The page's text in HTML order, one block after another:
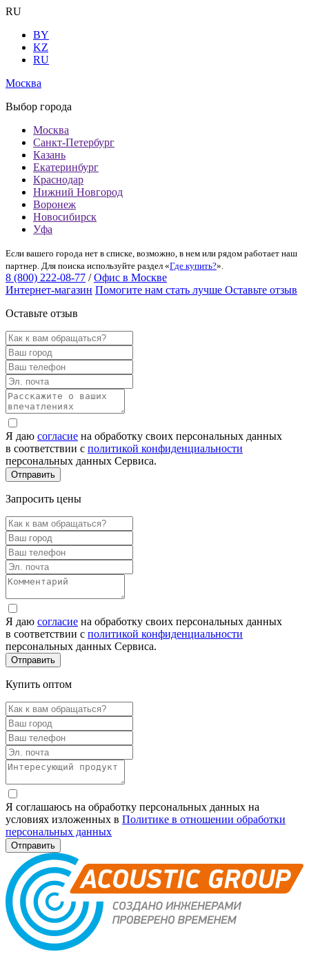
RU
BY
KZ
RU
Москва
Выбор города
Москва
Санкт-Петербург
Казань
Екатеринбург
Краснодар
Нижний Новгород
Воронеж
Новосибирск
Уфа
Если вашего города нет в списке, возможно, в нем или рядом работает наш
партнер. Для поиска используйте раздел «Где купить?».
8 (800) 222-08-77 / Офис в Москве
Интернет-магазин Помогите нам стать лучше Оставьте отзыв
Оставьте отзыв
Я даю согласие на обработку своих персональных данных
в соответствии с политикой конфиденциальности
персональных данных Сервиса.
Запросить цены
Я даю согласие на обработку своих персональных данных
в соответствии с политикой конфиденциальности
персональных данных Сервиса.
Купить оптом
Я соглашаюсь на обработку персональных данных на
условиях изложенных в Политике в отношении обработки
персональных данных